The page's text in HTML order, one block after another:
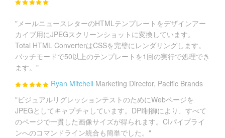
"メールニュースレターのHTMLテンプレートをデザインアー
カイブ用にJPEGスクリーンショットに変換しています。
Total HTML ConverterはCSSを完璧にレンダリングします。
バッチモードで50以上のテンプレートを1回の実行で処理でき
ます。"
Ryan Mitchell Marketing Director, Pacific Brands
"ビジュアルリグレッションテストのためにWebページを
JPEGとしてキャプチャしています。DPI制御により、すべて
のページで一貫した画像サイズが得られます。CIパイプライ
ンへのコマンドライン統合も簡単でした。"